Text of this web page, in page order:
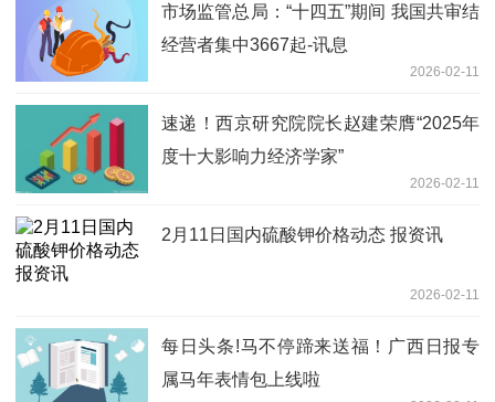
市场监管总局：“十四五”期间 我国共审结
经营者集中3667起-讯息
2026-02-11
速递！西京研究院院长赵建荣膺“2025年
度十大影响力经济学家”
2026-02-11
2月11日国内硫酸钾价格动态 报资讯
2026-02-11
每日头条!马不停蹄来送福！广西日报专
属马年表情包上线啦